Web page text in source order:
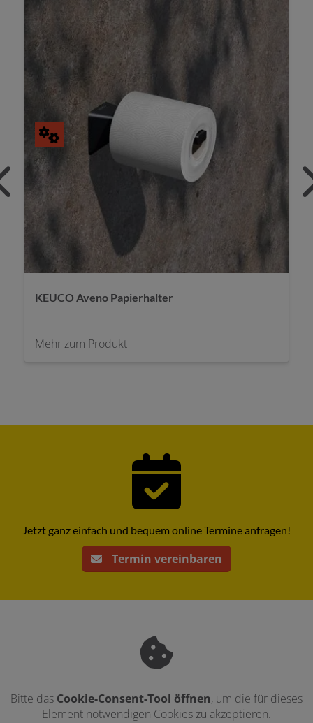
KEUCO Aveno Duschaccessoires
Mehr zum Produkt
Jetzt ganz einfach und bequem online Termine anfragen!
Termin vereinbaren
Bitte das Cookie-Consent-Tool öffnen, um die für dieses
Element notwendigen Cookies zu akzeptieren.